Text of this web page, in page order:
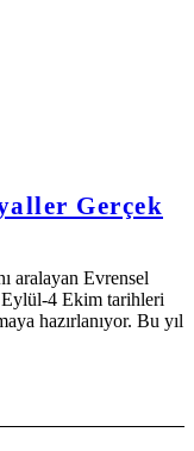
Gerçek
aralayan Evrensel
4 Ekim tarihleri
hazırlanıyor. Bu yıl